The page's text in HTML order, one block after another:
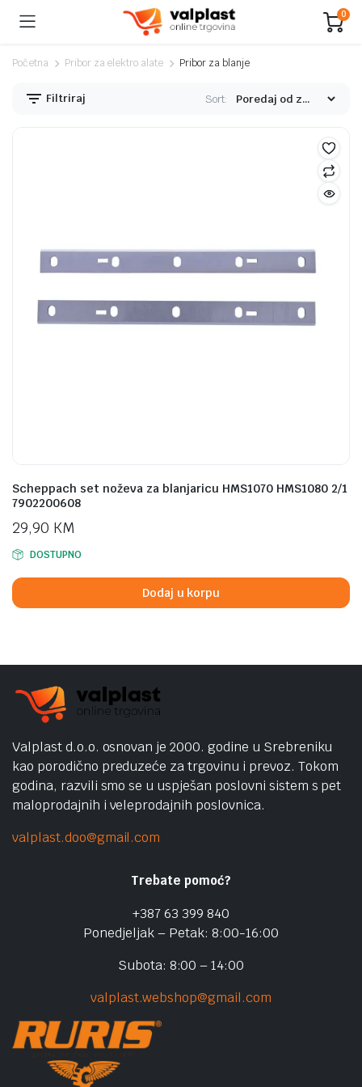
0
Početna Pribor za elektro alate Pribor za blanje
Filtriraj Sort:
Scheppach set noževa za blanjaricu HMS1070 HMS1080 2/1
7902200608
29,90 KM
DOSTUPNO
Dodaj u korpu
Valplast d.o.o. osnovan je 2000. godine u Srebreniku
kao porodično preduzeće za trgovinu i prevoz. Tokom
godina, razvili smo se u uspješan poslovni sistem s pet
maloprodajnih i veleprodajnih poslovnica.
valplast.doo@gmail.com
Trebate pomoć?
+387 63 399 840
Ponedjeljak – Petak: 8:00-16:00
Subota: 8:00 – 14:00
valplast.webshop@gmail.com